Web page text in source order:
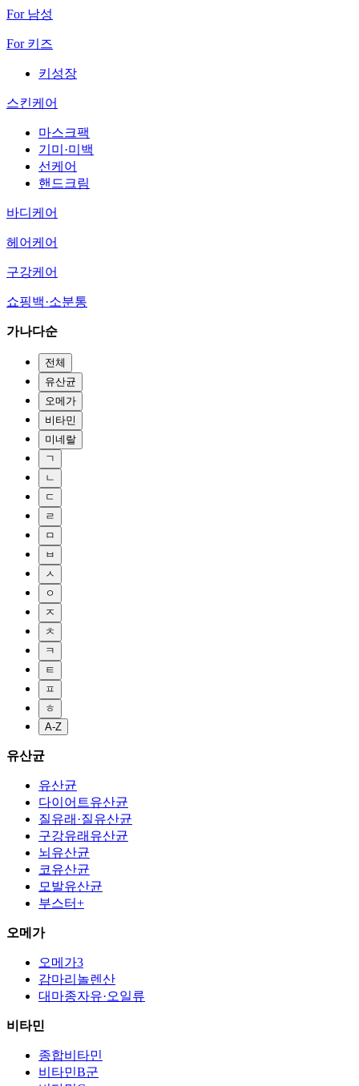
For 남성
For 키즈
키성장
스킨케어
마스크팩
기미·미백
선케어
핸드크림
바디케어
헤어케어
구강케어
쇼핑백·소분통
가나다순
전체
유산균
오메가
비타민
미네랄
ㄱ
ㄴ
ㄷ
ㄹ
ㅁ
ㅂ
ㅅ
ㅇ
ㅈ
ㅊ
ㅋ
ㅌ
ㅍ
ㅎ
A-Z
유산균
유산균
다이어트유산균
질유래·질유산균
구강유래유산균
뇌유산균
코유산균
모발유산균
부스터+
오메가
오메가3
감마리놀렌산
대마종자유·오일류
비타민
종합비타민
비타민B군